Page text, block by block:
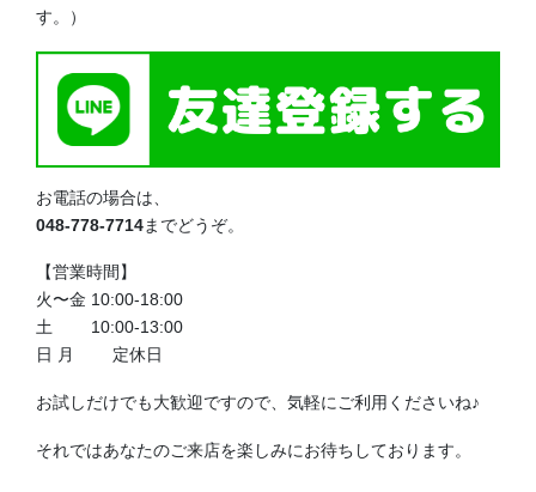
す。）
お電話の場合は、
048-778-7714までどうぞ。
【営業時間】
火〜金 10:00-18:00
土 10:00-13:00
日 月 定休日
お試しだけでも大歓迎ですので、気軽にご利用くださいね♪
それではあなたのご来店を楽しみにお待ちしております。